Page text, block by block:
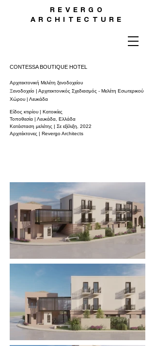
REVERGO
ARCHITECTURE
CONTESSA BOUTIQUE HOTEL
Aρχιτεκτονική Μελέτη ξενοδοχείου
Ξενοδοχείο | Αρχιτεκτονικός Σχεδιασμός - Μελέτη Εσωτερικού
Χώρου | Λευκάδα
Είδος κτιρίου | Κατοικίες
Τοποθεσία | Λευκάδα, Ελλάδα
Κατάσταση μελέτης | Σε εξέλιξη, 2022
Αρχιτέκτονες | Revergo Architects